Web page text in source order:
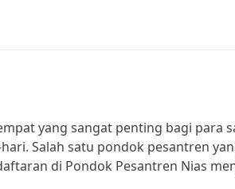
yang sangat penting bagi para
Salah satu pondok pesantren
di Pondok Pesantren Nias